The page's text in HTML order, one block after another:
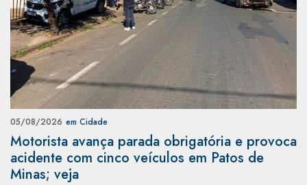
05/08/2026 em Cidade
Motorista avança parada obrigatória e provoca
acidente com cinco veículos em Patos de
Minas; veja